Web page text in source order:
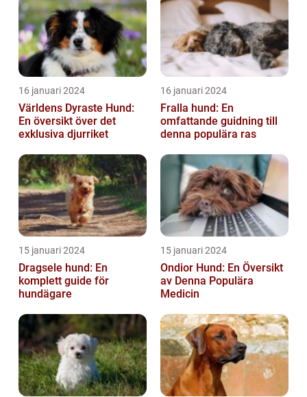
16 januari 2024
Världens Dyraste Hund:
En översikt över det
exklusiva djurriket
16 januari 2024
Fralla hund: En
omfattande guidning till
denna populära ras
15 januari 2024
Dragsele hund: En
komplett guide för
hundägare
15 januari 2024
Ondior Hund: En Översikt
av Denna Populära
Medicin